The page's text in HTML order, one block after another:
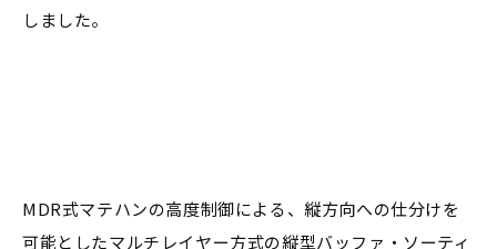
しました。
MDR式マテハンの高度制御による、縦方向への仕分けを
可能としたマルチレイヤー方式の縦型バッファ・ソーティ